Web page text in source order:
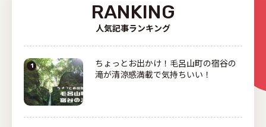
RANKING
人気記事ランキング
ちょっとお出かけ！毛呂山町の宿谷の
滝が清涼感満載で気持ちいい！